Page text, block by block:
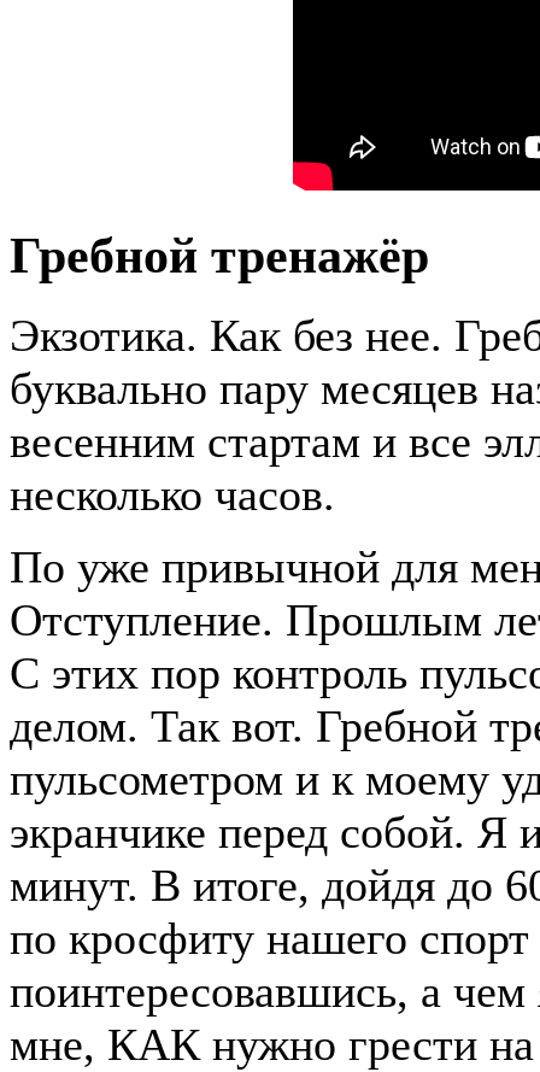
Гребной тренажёр
Экзотика. Как без нее.
буквально пару месяцев
весенним стартам и все
несколько часов.
По уже привычной для
Отступление. Прошлым
С этих пор контроль
делом. Так вот. Гребной
пульсометром и к моему
экранчике перед собой. Я
минут. В итоге, дойдя до
по кросфиту нашего
поинтересовавшись, а
мне, КАК нужно грести